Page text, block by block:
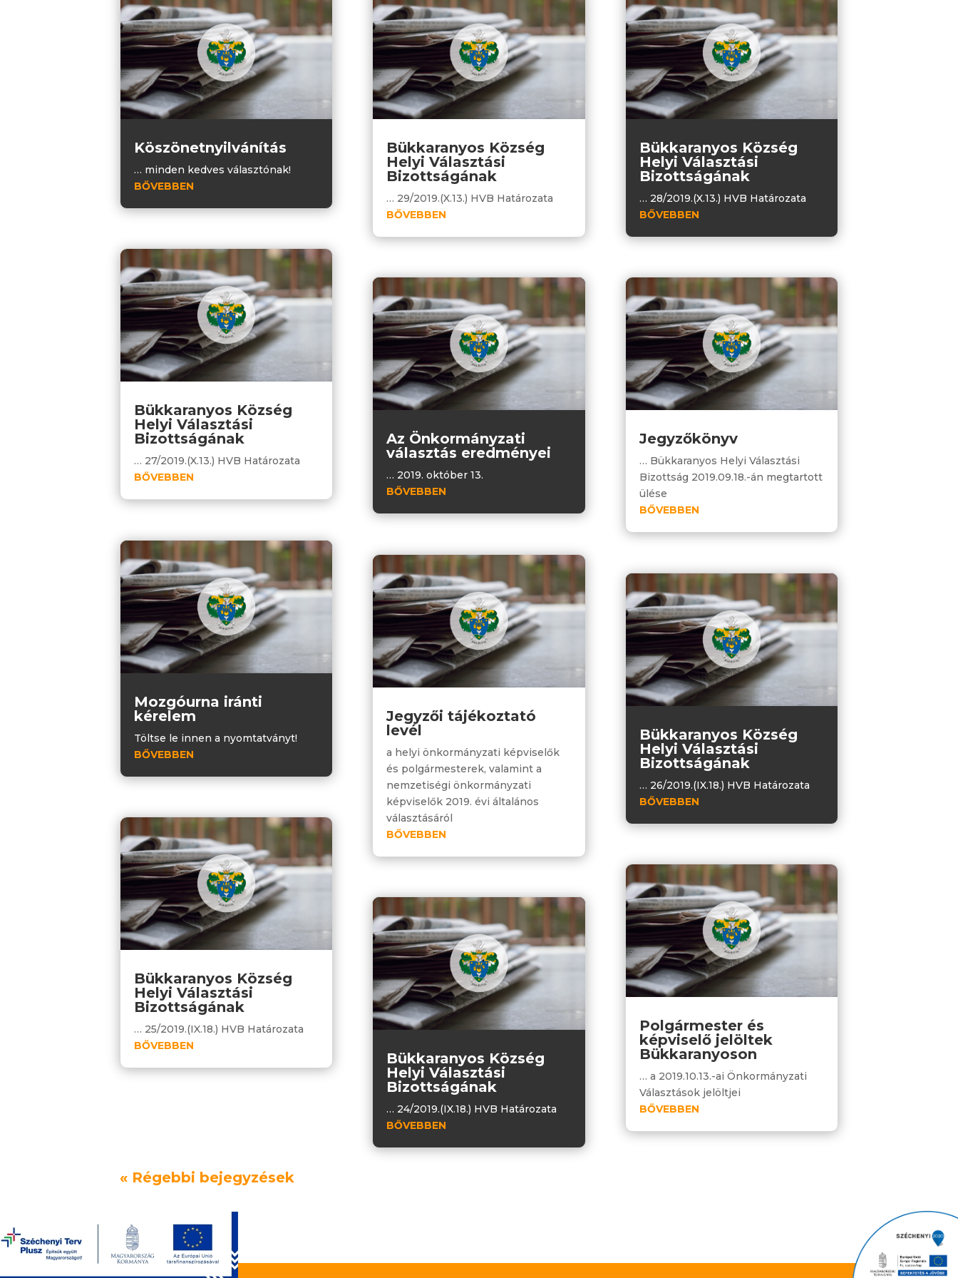
Köszönetnyilvánítás
… minden kedves választónak!
BŐVEBBEN
Bükkaranyos Község
Helyi Választási
Bizottságának
… 27/2019.(X.13.) HVB Határozata
BŐVEBBEN
Mozgóurna iránti
kérelem
Töltse le innen a nyomtatványt!
BŐVEBBEN
Bükkaranyos Község
Helyi Választási
Bizottságának
… 25/2019.(IX.18.) HVB Határozata
BŐVEBBEN
Bükkaranyos Község
Helyi Választási
Bizottságának
… 29/2019.(X.13.) HVB Határozata
BŐVEBBEN
Az Önkormányzati
választás eredményei
… 2019. október 13.
BŐVEBBEN
Jegyzői tájékoztató
levél
a helyi önkormányzati képviselők
és polgármesterek, valamint a
nemzetiségi önkormányzati
képviselők 2019. évi általános
választásáról
BŐVEBBEN
Bükkaranyos Község
Helyi Választási
Bizottságának
… 24/2019.(IX.18.) HVB Határozata
BŐVEBBEN
Bükkaranyos Község
Helyi Választási
Bizottságának
… 28/2019.(X.13.) HVB Határozata
BŐVEBBEN
Jegyzőkönyv
… Bükkaranyos Helyi Választási
Bizottság 2019.09.18.-án megtartott
ülése
BŐVEBBEN
Bükkaranyos Község
Helyi Választási
Bizottságának
… 26/2019.(IX.18.) HVB Határozata
BŐVEBBEN
Polgármester és
képviselő jelöltek
Bükkaranyoson
… a 2019.10.13.-ai Önkormányzati
Választások jelöltjei
BŐVEBBEN
« Régebbi bejegyzések